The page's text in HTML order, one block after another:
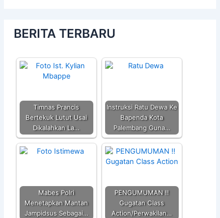
BERITA TERBARU
Timnas Prancis
Bertekuk Lutut Usai
Dikalahkan La…
Instruksi Ratu Dewa Ke
Bapenda Kota
Palembang Guna…
Mabes Polri
Menetapkan Mantan
Jampidsus Sebagai…
PENGUMUMAN !!
Gugatan Class
Action/Perwakilan…